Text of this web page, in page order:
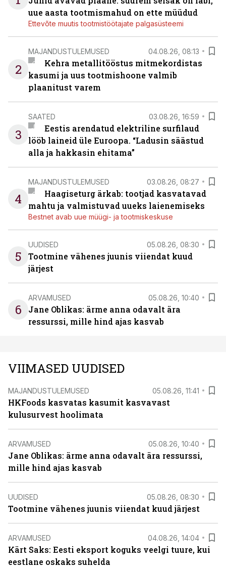
uue aasta tootmismahud on ette müüdud
Ettevõte muutis tootmistöötajate palgasüsteemi
2
MAJANDUSTULEMUSED 04.08.26, 08:13
Kehra metallitööstus mitmekordistas
kasumi ja uus tootmishoone valmib
plaanitust varem
3
SAATED 03.08.26, 16:59
Eestis arendatud elektriline surfilaud
lööb laineid üle Euroopa. “Ladusin säästud
alla ja hakkasin ehitama”
4
MAJANDUSTULEMUSED 03.08.26, 08:27
Haagiseturg ärkab: tootjad kasvatavad
mahtu ja valmistuvad uueks laienemiseks
Bestnet avab uue müügi- ja tootmiskeskuse
5
UUDISED 05.08.26, 08:30
Tootmine vähenes juunis viiendat kuud
järjest
6
ARVAMUSED 05.08.26, 10:40
Jane Oblikas: ärme anna odavalt ära
ressurssi, mille hind ajas kasvab
VIIMASED UUDISED
MAJANDUSTULEMUSED 05.08.26, 11:41
HKFoods kasvatas kasumit kasvavast
kulusurvest hoolimata
ARVAMUSED 05.08.26, 10:40
Jane Oblikas: ärme anna odavalt ära ressurssi,
mille hind ajas kasvab
UUDISED 05.08.26, 08:30
Tootmine vähenes juunis viiendat kuud järjest
ARVAMUSED 04.08.26, 14:04
Kärt Saks: Eesti eksport koguks veelgi tuure, kui
eestlane oskaks suhelda